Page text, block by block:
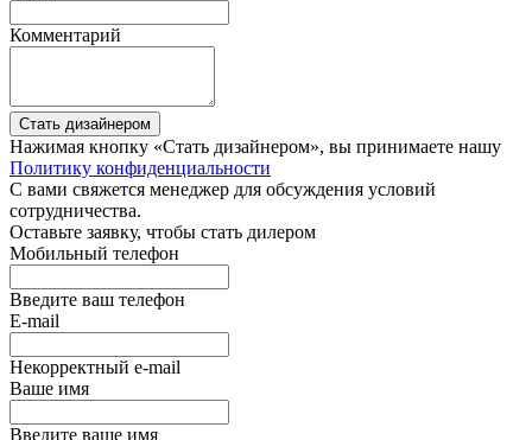
Комментарий
Стать дизайнером
Нажимая кнопку «Стать дизайнером», вы принимаете нашу
Политику конфиденциальности
С вами свяжется менеджер для обсуждения условий
сотрудничества.
Оставьте заявку, чтобы стать дилером
Мобильный телефон
Введите ваш телефон
E-mail
Некорректный e-mail
Ваше имя
Введите ваше имя